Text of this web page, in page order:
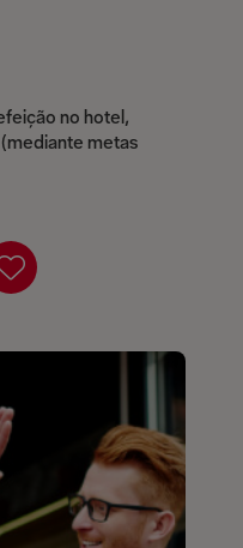
no hotel,
metas